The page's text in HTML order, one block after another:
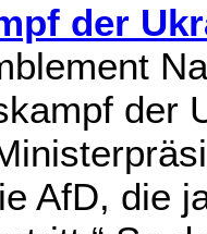
der
der
AfD, die